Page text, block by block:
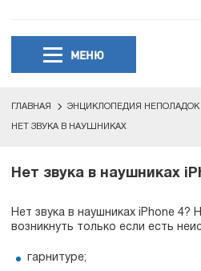
МЕНЮ
ГЛАВНАЯ ЭНЦИКЛОПЕДИЯ НЕПОЛАДОК
НЕТ ЗВУКА В НАУШНИКАХ
Нет звука в наушниках
Нет звука в наушниках iPhone 4?
возникнуть только если есть
гарнитуре;